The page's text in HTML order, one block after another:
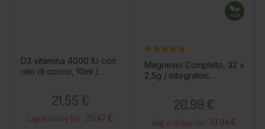
D3 vitamina 4000 IU con
olio di cocco, 10ml /
21,55 €
Log in to buy for : 20.47 €
Magnesio Completo, 32 x
2,5g / integratori
20,99 €
Log in to buy for : 19.94 €